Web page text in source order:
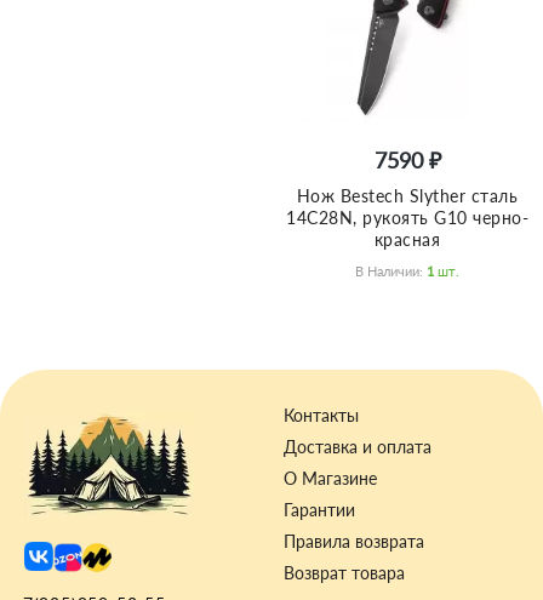
7590 ₽
Нож Bestech Slyther сталь
14C28N, рукоять G10 черно-
красная
В Наличии: 1 Шт.
Контакты
Доставка и оплата
О Магазине
Гарантии
Правила возврата
Возврат товара